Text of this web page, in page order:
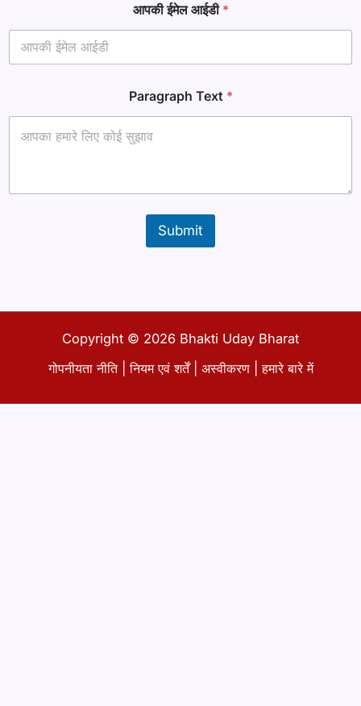
आपकी ईमेल आईडी *
Paragraph Text *
Submit
Copyright © 2026 Bhakti Uday Bharat
गोपनीयता नीति|नियम एवं शर्तें| अस्वीकरण |हमारे बारे में